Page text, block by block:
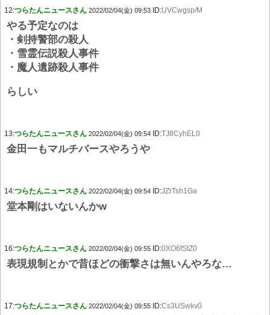
12:つらたんニュースさん 2022/02/04(金) 09:53 ID:UVCwgsp/M
やる予定なのは
・剣持警部の殺人
・雪霊伝説殺人事件
・魔人遺跡殺人事件
らしい
13:つらたんニュースさん 2022/02/04(金) 09:54 ID:TJ8CyhEL0
金田一もマルチバースやろうや
14:つらたんニュースさん 2022/02/04(金) 09:54 ID:JZrTsh1Ga
堂本剛はいないんかw
16:つらたんニュースさん 2022/02/04(金) 09:55 ID:0XO6fStZ0
表現規制とかで昔ほどの衝撃さは無いんやろな…
17:つらたんニュースさん 2022/02/04(金) 09:55 ID:Cs3USwkv0